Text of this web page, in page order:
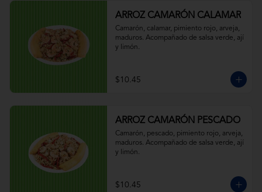
ARROZ CAMARÓN CALAMAR
Camarón, calamar, pimiento rojo, arveja,
maduros. Acompañado de salsa verde, ají
y limón.
$10.45
ARROZ CAMARÓN PESCADO
Camarón, pescado, pimiento rojo, arveja,
maduros. Acompañado de salsa verde, ají
y limón.
$10.45